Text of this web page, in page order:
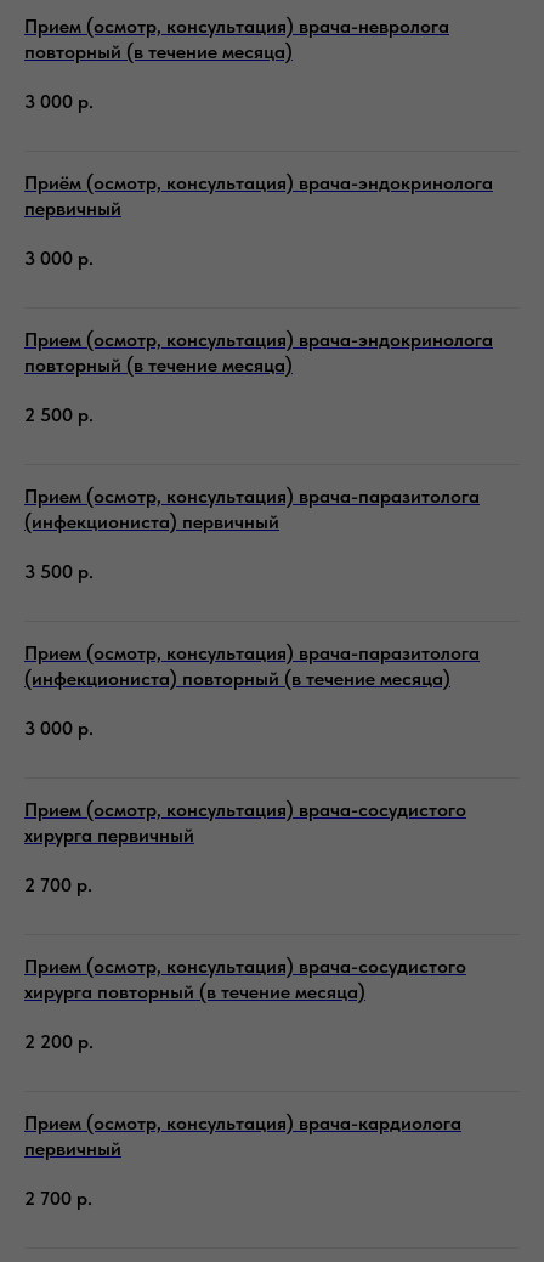
Прием (осмотр, консультация) врача-невролога
повторный (в течение месяца)
3 000 р.
Приём (осмотр, консультация) врача-эндокринолога
первичный
3 000 р.
Прием (осмотр, консультация) врача-эндокринолога
повторный (в течение месяца)
2 500 р.
Прием (осмотр, консультация) врача-паразитолога
(инфекциониста) первичный
3 500 р.
Прием (осмотр, консультация) врача-паразитолога
(инфекциониста) повторный (в течение месяца)
3 000 р.
Прием (осмотр, консультация) врача-сосудистого
хирурга первичный
2 700 р.
Прием (осмотр, консультация) врача-сосудистого
хирурга повторный (в течение месяца)
2 200 р.
Прием (осмотр, консультация) врача-кардиолога
первичный
2 700 р.